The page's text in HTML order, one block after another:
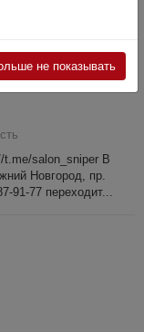
t.me/salon_sniper В
Новгород, пр.
91-77 переходит...
не показывать